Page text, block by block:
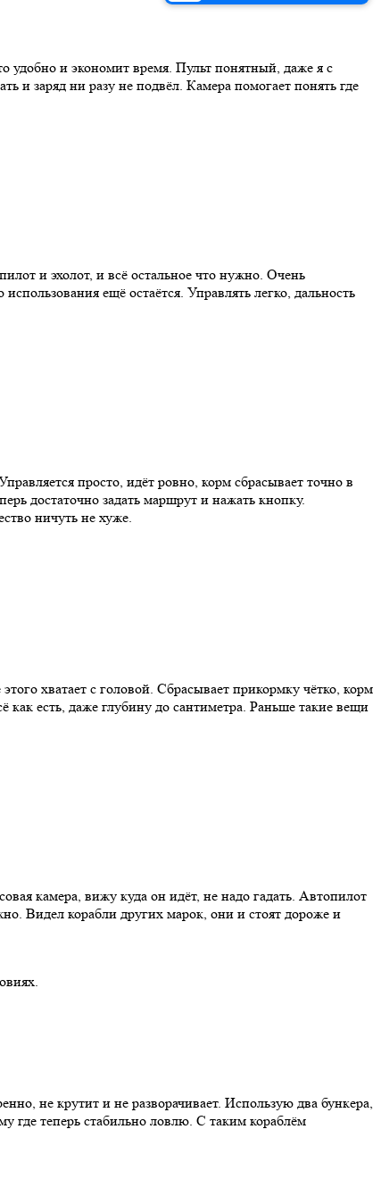
удобно и экономит время. Пульт понятный, даже я с
и заряд ни разу не подвёл. Камера помогает понять где
и эхолот, и всё остальное что нужно. Очень
ещё остаётся. Управлять легко, дальность
просто, идёт ровно, корм сбрасывает точно в
достаточно задать маршрут и нажать кнопку.
ничуть не хуже.
хватает с головой. Сбрасывает прикормку чётко, корм
как есть, даже глубину до сантиметра. Раньше такие вещи
камера, вижу куда он идёт, не надо гадать. Автопилот
Видел корабли других марок, они и стоят дороже и
не крутит и не разворачивает. Использую два бункера,
где теперь стабильно ловлю. С таким кораблём